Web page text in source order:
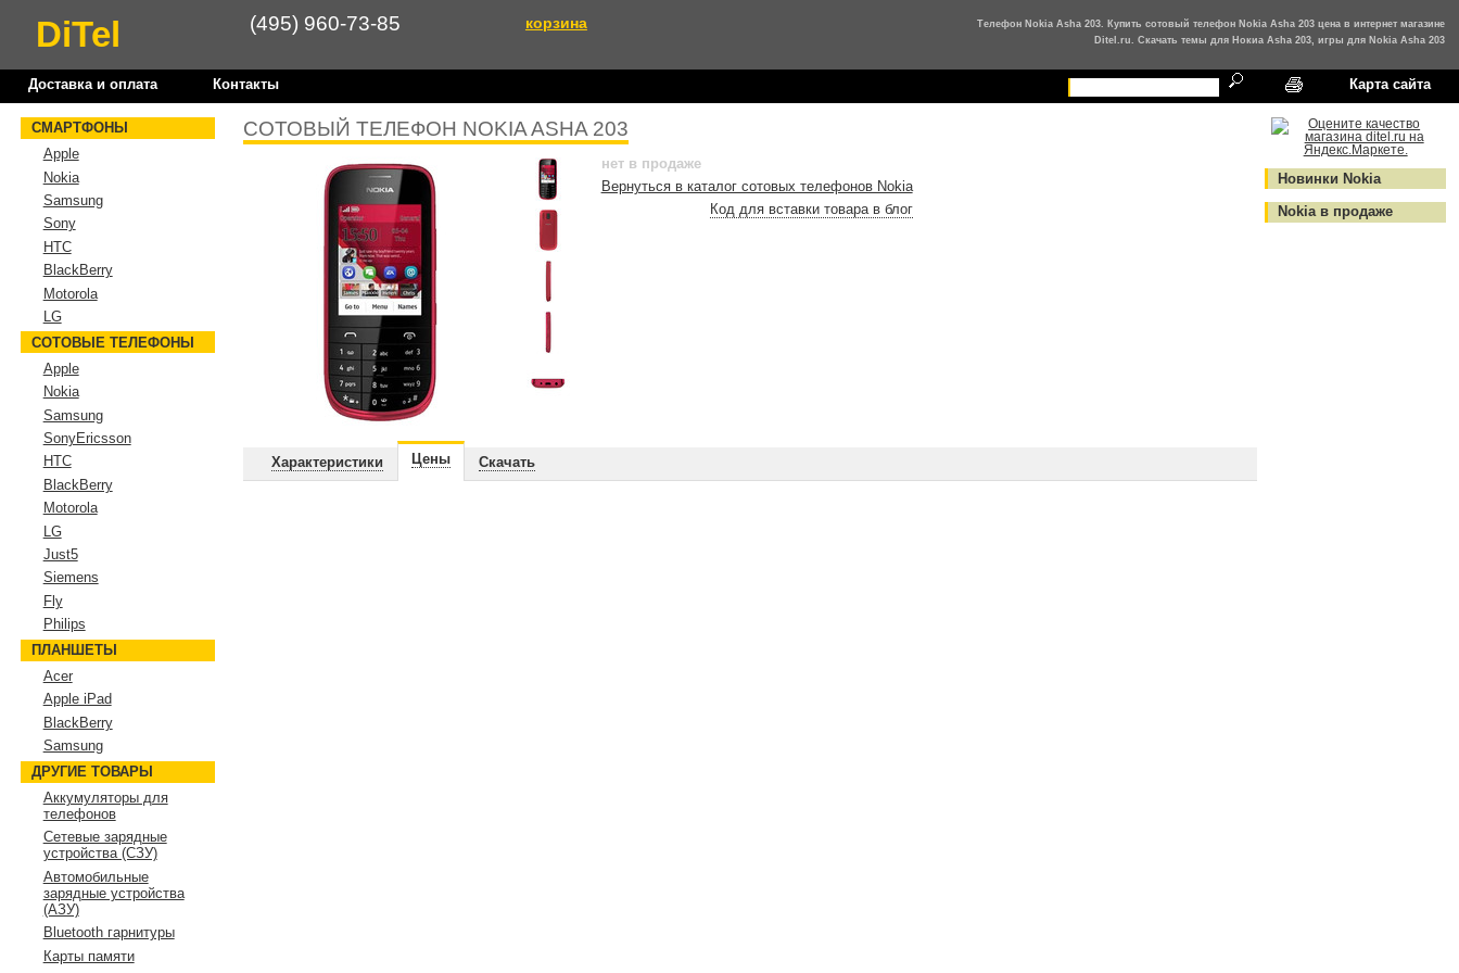
Телефон Nokia Asha 203. Купить сотовый телефон Nokia Asha 203 цена в интернет магазине
Ditel.ru. Cкачать темы для Нокиа Asha 203, игры для Nokia Asha 203
DiTel (495) 960-73-85 корзина
Доставка и оплата Контакты Карта сайта
СОТОВЫЙ ТЕЛЕФОН NOKIA ASHA 203
нет в продаже
Вернуться в каталог сотовых телефонов Nokia
Код для вставки товара в блог
Характеристики Цены Скачать
Новинки Nokia
Nokia в продаже
СМАРТФОНЫ
Apple
Nokia
Samsung
Sony
HTC
BlackBerry
Motorola
LG
СОТОВЫЕ ТЕЛЕФОНЫ
Apple
Nokia
Samsung
SonyEricsson
HTC
BlackBerry
Motorola
LG
Just5
Siemens
Fly
Philips
ПЛАНШЕТЫ
Acer
Apple iPad
BlackBerry
Samsung
ДРУГИЕ ТОВАРЫ
Аккумуляторы для
телефонов
Сетевые зарядные
устройства (СЗУ)
Автомобильные
зарядные устройства
(АЗУ)
Bluetooth гарнитуры
Карты памяти